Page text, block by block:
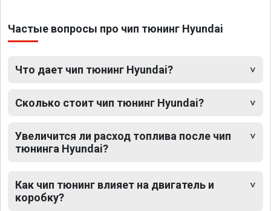
Частые вопросы про чип тюнинг Hyundai
Что дает чип тюнинг Hyundai?
Сколько стоит чип тюнинг Hyundai?
Увеличится ли расход топлива после чип
тюнинга Hyundai?
Как чип тюнинг влияет на двигатель и
коробку?